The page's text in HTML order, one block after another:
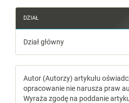
DZIAŁ
Dział główny
Autor (Autorzy) artykułu
opracowanie nie narusza praw
Wyraża zgodę na poddanie